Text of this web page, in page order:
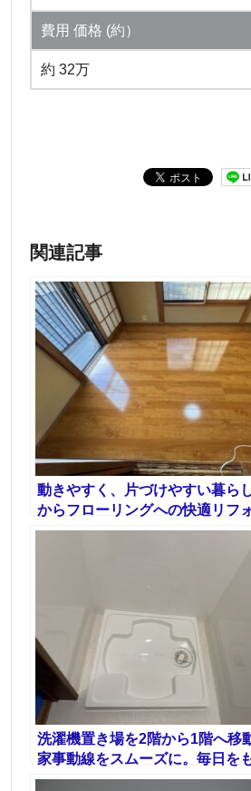
費用 価格 (約）
約 32万
関連記事
動きやすく、片づけやすい暮ら
からフローリングへの快適リフ
洗濯機置き場を2階から1階へ移
家事動線をスムーズに。毎日を
に